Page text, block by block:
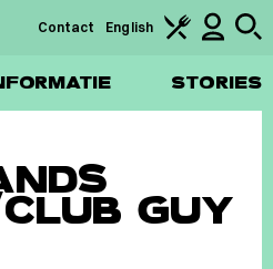
STORIES
Contact English
GUY